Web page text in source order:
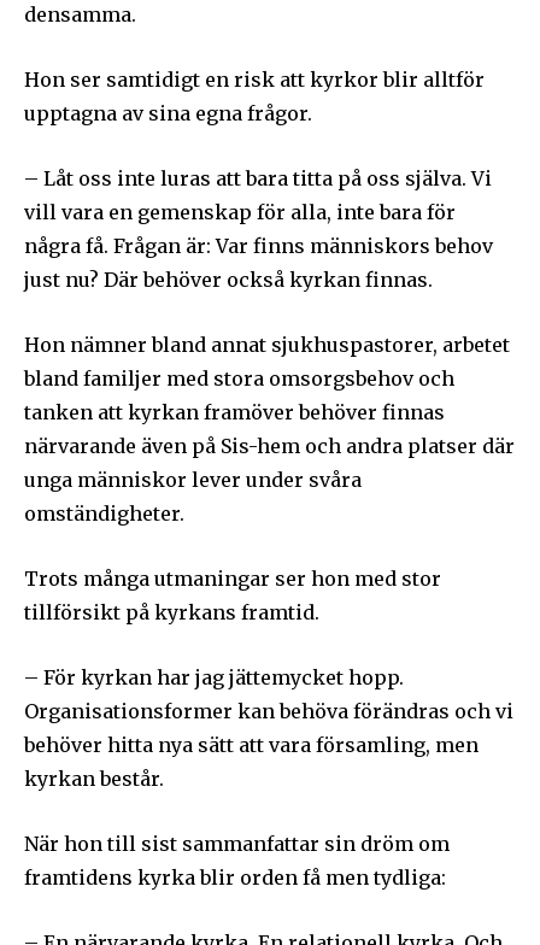
densamma.
Hon ser samtidigt en risk att kyrkor blir alltför
upptagna av sina egna frågor.
– Låt oss inte luras att bara titta på oss själva. Vi
vill vara en gemenskap för alla, inte bara för
några få. Frågan är: Var finns människors behov
just nu? Där behöver också kyrkan finnas.
Hon nämner bland annat sjukhuspastorer, arbetet
bland familjer med stora omsorgsbehov och
tanken att kyrkan framöver behöver finnas
närvarande även på Sis-hem och andra platser där
unga människor lever under svåra
omständigheter.
Trots många utmaningar ser hon med stor
tillförsikt på kyrkans framtid.
– För kyrkan har jag jättemycket hopp.
Organisationsformer kan behöva förändras och vi
behöver hitta nya sätt att vara församling, men
kyrkan består.
När hon till sist sammanfattar sin dröm om
framtidens kyrka blir orden få men tydliga: